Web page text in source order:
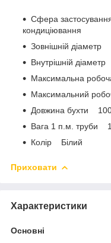
Сфера
кондиціювання
Зовнішній
Внутрішній
Максимальна
Максимальний
Довжина бухти
Вага 1 п.м. труби
Колір Білий
Приховати
Характеристики
Основні